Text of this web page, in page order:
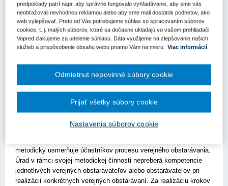
Elektronickou poštou zo dňa 03.08.2021 ste sa obrátili na Úrad pre
verejné obstarávanie (ďalej len „úrad“) so žiadosťou o usmernenie
k aplikácii zákona č. 343/2015 Z.z. o verejnom obstarávaní a o
zmene a doplnení niektorých zákonov v znení neskorších
predpisov (ďalej len „zákon o verejnom obstarávaní“).
Ako poslanec subjektov územnej samosprávy sa pýtate, či sa
môže verejného obstarávania na stavebné práce - cca 48 000 €
zúčastniť firma, ktorá má nedoplatky na daniach a odvodoch.
V predmetnej veci Vám poskytujeme nasledovné metodické
usmernenie.
Úrad pre verejné obstarávanie (ďalej len „úrad“) v zmysle
metodicky usmerňuje účastníkov procesu verejného obstarávania.
Úrad v rámci svojej metodickej činnosti nepreberá kompetencie
jednotlivých verejných obstarávateľov alebo obstarávateľov pri
realizácii konkrétnych verejných obstarávaní. Za realizáciu krokov
predpoklady patrí napr. aby správne fungovalo vyhľadávanie, aby sme vás
neobťažovali nevhodnou reklamou alebo aby sme mali dostatok podnetov, ako
web vylepšovať. Preto od Vás potrebujeme súhlas so spracovaním súborov
cookies, t. j. malých súborov, ktoré sa dočasne ukladajú vo vašom prehliadači.
Vopred ďakujeme za udelenie súhlasu. Dáta využijeme na zlepšovanie našich
služieb a prispôsobenie obsahu webu priamo Vám na mieru. Viac informácií
Nastavenia súborov cookie
Odmietnut nepovinné súbory cookie
Prijať všetky súbory cookie